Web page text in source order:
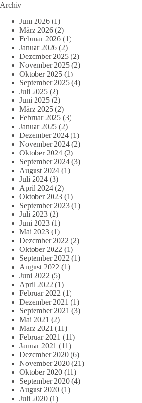
Archiv
Juni 2026 (1)
März 2026 (2)
Februar 2026 (1)
Januar 2026 (2)
Dezember 2025 (2)
November 2025 (2)
Oktober 2025 (1)
September 2025 (4)
Juli 2025 (2)
Juni 2025 (2)
März 2025 (2)
Februar 2025 (3)
Januar 2025 (2)
Dezember 2024 (1)
November 2024 (2)
Oktober 2024 (2)
September 2024 (3)
August 2024 (1)
Juli 2024 (3)
April 2024 (2)
Oktober 2023 (1)
September 2023 (1)
Juli 2023 (2)
Juni 2023 (1)
Mai 2023 (1)
Dezember 2022 (2)
Oktober 2022 (1)
September 2022 (1)
August 2022 (1)
Juni 2022 (5)
April 2022 (1)
Februar 2022 (1)
Dezember 2021 (1)
September 2021 (3)
Mai 2021 (2)
März 2021 (11)
Februar 2021 (11)
Januar 2021 (11)
Dezember 2020 (6)
November 2020 (21)
Oktober 2020 (11)
September 2020 (4)
August 2020 (1)
Juli 2020 (1)